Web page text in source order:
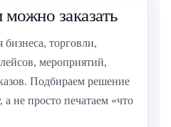
заказать
торговли,
мероприятий,
Подбираем решение
а не просто печатаем «что